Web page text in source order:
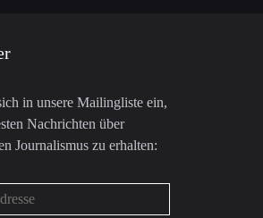
in unsere Mailingliste ein,
Nachrichten über
Journalismus zu erhalten: